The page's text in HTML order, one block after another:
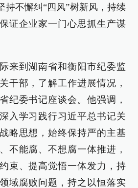
持不懈纠“四风”树新风，持续
证企业家一门心思抓生产谋
来到湖南省和衡阳市纪委监
干部，了解工作进展情况，
纪委书记座谈会。他强调，
入学习践行习近平总书记关
略思想，始终保持严的主基
不能腐、不想腐一体推进，
束、提高觉悟一体发力，持
域腐败问题，持之以恒落实